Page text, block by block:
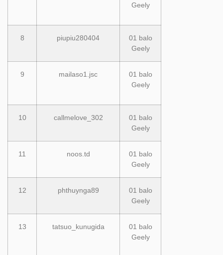
Geely
8 piupiu280404
01 balo
Geely
9 mailaso1.jsc
01 balo
Geely
10 callmelove_302
01 balo
Geely
11 noos.td
01 balo
Geely
12 phthuynga89
01 balo
Geely
13 tatsuo_kunugida
01 balo
Geely